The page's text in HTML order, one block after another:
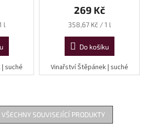
l
suché
269 Kč
Měrná
358,67 Kč / 1 l
Do košíku
Vinařství Štěpánek | suché
SOUVISEJÍCÍ PRODUKTY